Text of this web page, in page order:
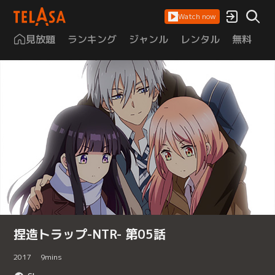
Watch now
見放題 ランキング ジャンル レンタル 無料
捏造トラップ-NTR- 第05話
2017 9mins